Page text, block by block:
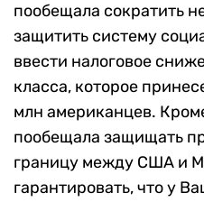
пообещала сократить
защитить систему
ввести налоговое
класса, которое
млн американцев.
пообещала защищать
границу между США и
гарантировать, что у